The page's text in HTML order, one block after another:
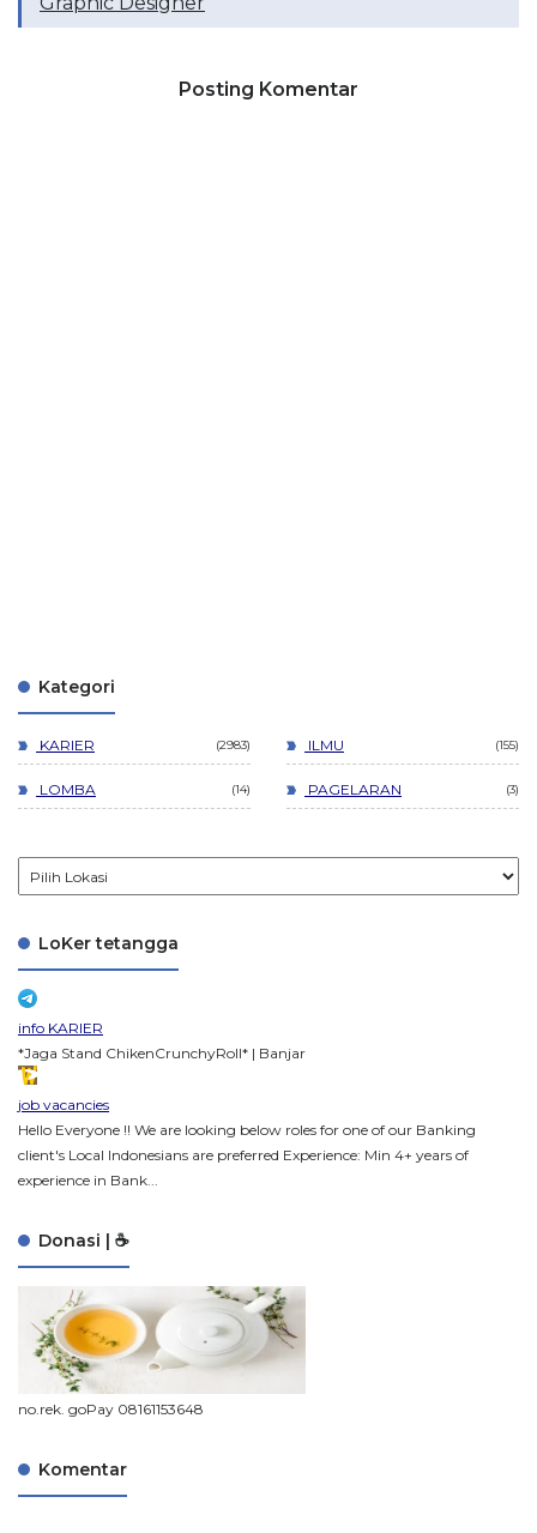
Posting Komentar
Kategori
KARIER 2983 ILMU 155
LOMBA 14 PAGELARAN 3
LoKer tetangga
info KARIER
*Jaga Stand ChikenCrunchyRoll* | Banjar
job vacancies
Hello Everyone !! We are looking below roles for one of our Banking
client's Local Indonesians are preferred Experience: Min 4+ years of
experience in Bank...
Donasi | ☕
no.rek. goPay 08161153648
Komentar